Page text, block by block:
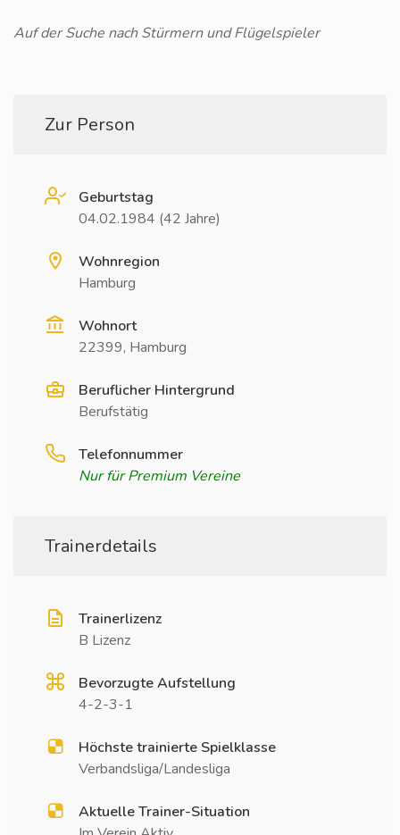
Auf der Suche nach Stürmern und Flügelspieler
Zur Person
Geburtstag
04.02.1984 (42 Jahre)
Wohnregion
Hamburg
Wohnort
22399, Hamburg
Beruflicher Hintergrund
Berufstätig
Telefonnummer
Nur für Premium Vereine
Trainerdetails
Trainerlizenz
B Lizenz
Bevorzugte Aufstellung
4-2-3-1
Höchste trainierte Spielklasse
Verbandsliga/Landesliga
Aktuelle Trainer-Situation